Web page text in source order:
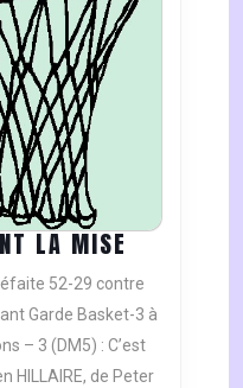
LA MISELES
SG3
SAUVENT
LA
MISE
52-29 contre
Garde Basket-3 à
– 3 (DM5) : C’est
HILLAIRE, de Peter